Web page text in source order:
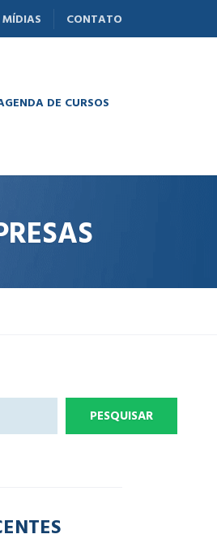
MÍDIAS CONTATO
DE CURSOS
PESQUISAR